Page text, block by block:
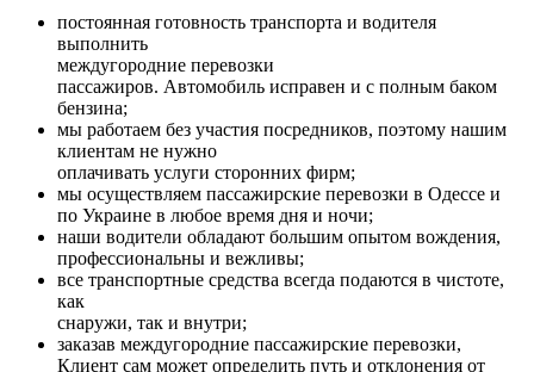
постоянная готовность транспорта и водителя
выполнить
междугородние перевозки
пассажиров. Автомобиль исправен и с полным баком
бензина;
мы работаем без участия посредников, поэтому нашим
клиентам не нужно
оплачивать услуги сторонних фирм;
мы осуществляем пассажирские перевозки в Одессе и
по Украине в любое время дня и ночи;
наши водители обладают большим опытом вождения,
профессиональны и вежливы;
все транспортные средства всегда подаются в чистоте,
как
снаружи, так и внутри;
заказав междугородние пассажирские перевозки,
Клиент сам может определить путь и отклонения от